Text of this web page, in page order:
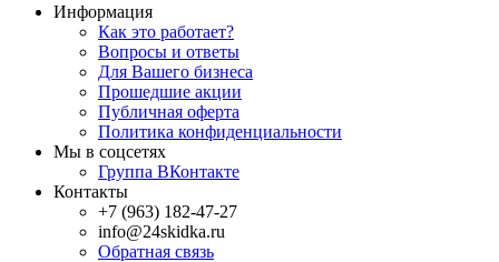
Информация
Как это работает?
Вопросы и ответы
Для Вашего бизнеса
Прошедшие акции
Публичная оферта
Политика конфиденциальности
Мы в соцсетях
Группа ВКонтакте
Контакты
+7 (963) 182-47-27
info@24skidka.ru
Обратная связь